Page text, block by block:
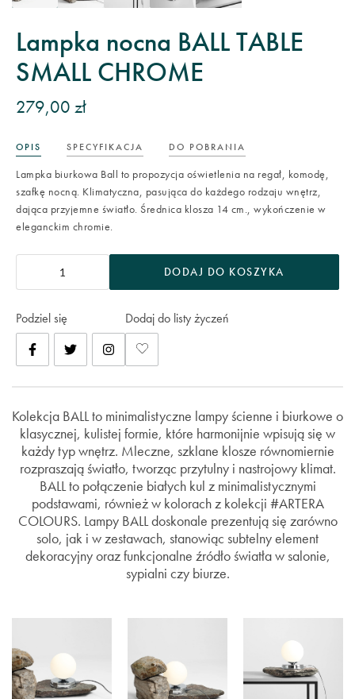
Lampka nocna BALL TABLE
SMALL CHROME
279,00 zł
OPIS SPECYFIKACJA DO POBRANIA
Lampka biurkowa Ball to propozycja oświetlenia na regał, komodę,
szafkę nocną. Klimatyczna, pasująca do każdego rodzaju wnętrz,
dająca przyjemne światło. Średnica klosza 14 cm., wykończenie w
eleganckim chromie.
DODAJ DO KOSZYKA
Podziel się Dodaj do listy życzeń
Kolekcja BALL to minimalistyczne lampy ścienne i biurkowe o
klasycznej, kulistej formie, które harmonijnie wpisują się w
każdy typ wnętrz. Mleczne, szklane klosze równomiernie
rozpraszają światło, tworząc przytulny i nastrojowy klimat.
BALL to połączenie białych kul z minimalistycznymi
podstawami, również w kolorach z kolekcji #ARTERA
COLOURS. Lampy BALL doskonale prezentują się zarówno
solo, jak i w zestawach, stanowiąc subtelny element
dekoracyjny oraz funkcjonalne źródło światła w salonie,
sypialni czy biurze.